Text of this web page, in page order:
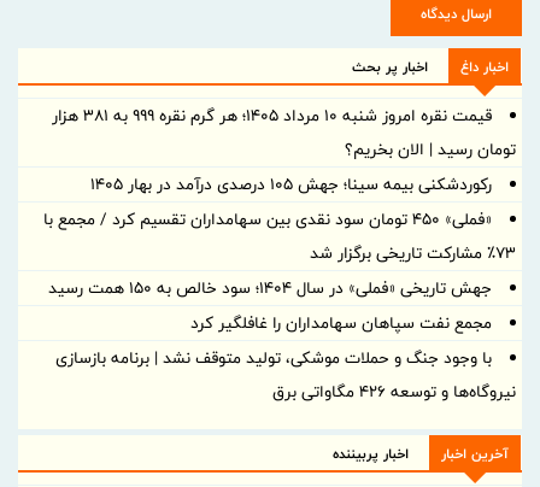
ارسال دیدگاه
اخبار داغ اخبار پر بحث
قیمت نقره امروز شنبه ۱۰ مرداد ۱۴۰۵؛ هر گرم نقره ۹۹۹ به ۳۸۱ هزار
تومان رسید | الان بخریم؟
رکوردشکنی بیمه سینا؛ جهش 105 درصدی درآمد در بهار 1405
«فملی» ۴۵۰ تومان سود نقدی بین سهامداران تقسیم کرد / مجمع با
۷۳٪ مشارکت تاریخی برگزار شد
جهش تاریخی «فملی» در سال ۱۴۰۴؛ سود خالص به ۱۵۰ همت رسید
مجمع نفت سپاهان سهامداران را غافلگیر کرد
با وجود جنگ و حملات موشکی، تولید متوقف نشد | برنامه بازسازی
نیروگاه‌ها و توسعه ۴۲۶ مگاواتی برق
آخرین اخبار اخبار پربیننده